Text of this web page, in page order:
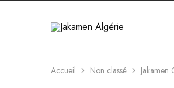
Jakamen
Accueil Non classé